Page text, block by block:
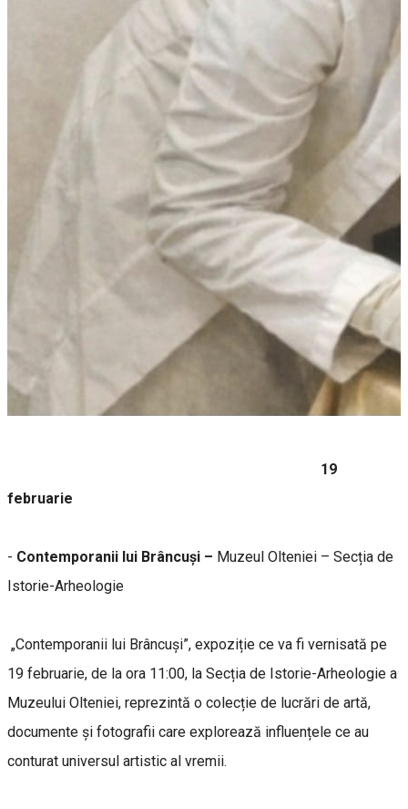
19
februarie
- Contemporanii lui Brâncuși – Muzeul Olteniei – Secția de
Istorie-Arheologie
„Contemporanii lui Brâncuși”, expoziție ce va fi vernisată pe
19 februarie, de la ora 11:00, la Secția de Istorie-Arheologie a
Muzeului Olteniei, reprezintă o colecție de lucrări de artă,
documente și fotografii care explorează influențele ce au
conturat universul artistic al vremii.